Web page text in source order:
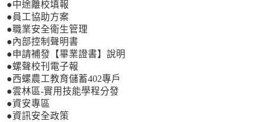
●中途離校填報
●員工協助方案
●職業安全衛生管理
●內部控制聲明書
●申請補發【畢業證書】說明
●螺聲校刊電子報
●西螺農工教育儲蓄402專戶
●雲林區-實用技能學程分發
●資安專區
●資訊安全政策